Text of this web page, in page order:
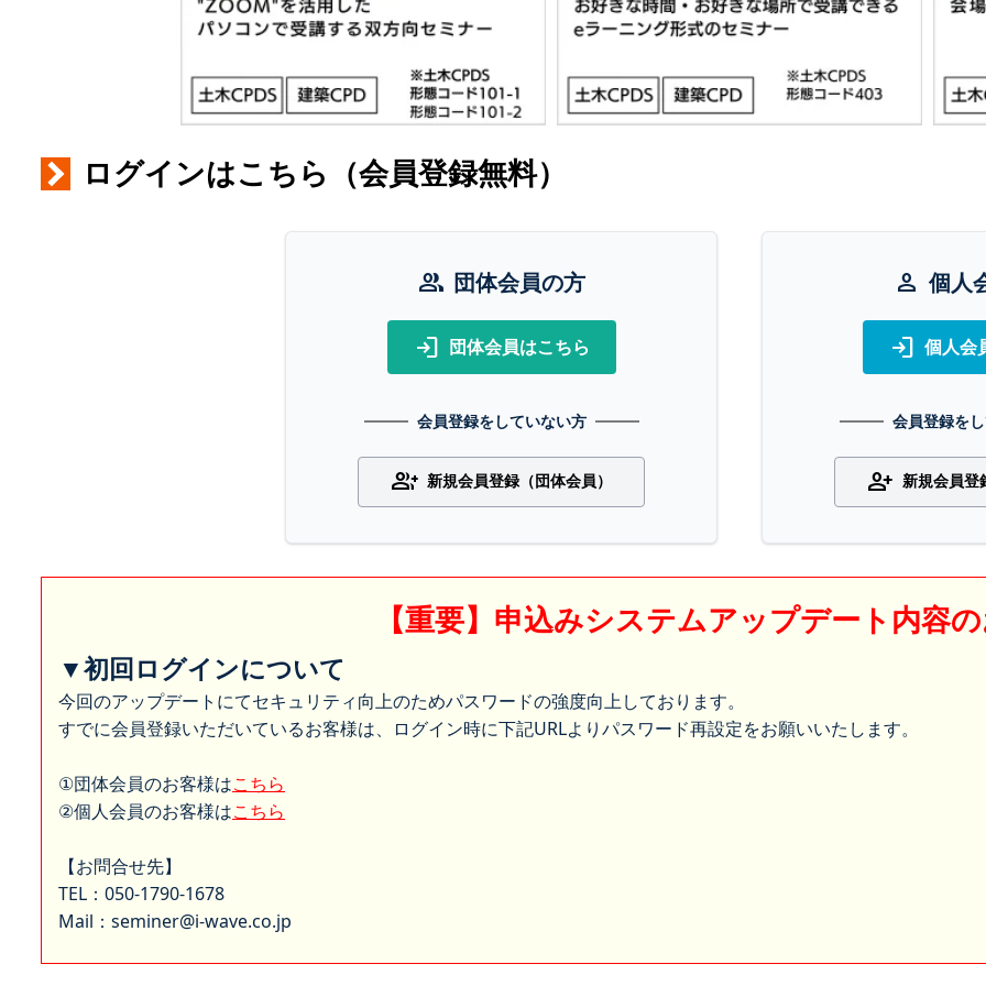
ログインはこちら（会員登録無料）
group 団体会員の方
login 団体会員はこちら
会員登録をしていない方
group_add 新規会員登録（団体会員）
person 個人
login 個人会
会員登録を
person_add 新規会員登
【重要】申込みシステムアップデート内容
▼初回ログインについて
今回のアップデートにてセキュリティ向上のためパスワードの強度向上しております。
すでに会員登録いただいているお客様は、ログイン時に下記URLよりパスワード再設定をお願いいたします。
①団体会員のお客様はこちら
②個人会員のお客様はこちら
【お問合せ先】
TEL：050-1790-1678
Mail：seminer@i-wave.co.jp